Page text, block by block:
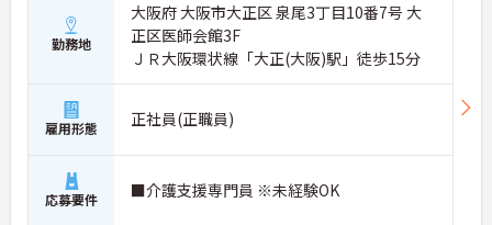
勤務地
大阪府 大阪市大正区 泉尾3丁目10番7号 大
正区医師会館3F
ＪＲ大阪環状線「大正(大阪)駅」徒歩15分
雇用形態 正社員(正職員)
応募要件 ■介護支援専門員 ※未経験OK